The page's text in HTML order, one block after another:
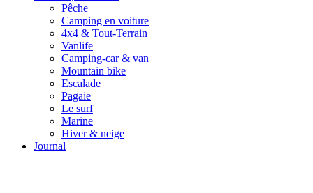
Pêche
Camping en voiture
4x4 & Tout-Terrain
Vanlife
Camping-car & van
Mountain bike
Escalade
Pagaie
Le surf
Marine
Hiver & neige
Journal